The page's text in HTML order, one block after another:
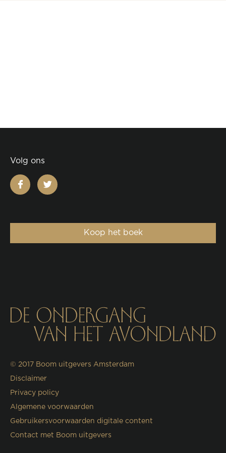
Volg ons
facebooktwitter
Koop het boek
© 2017 Boom uitgevers Amsterdam
Disclaimer
Privacy policy
Algemene voorwaarden
Gebruikersvoorwaarden digitale content
Contact met Boom uitgevers